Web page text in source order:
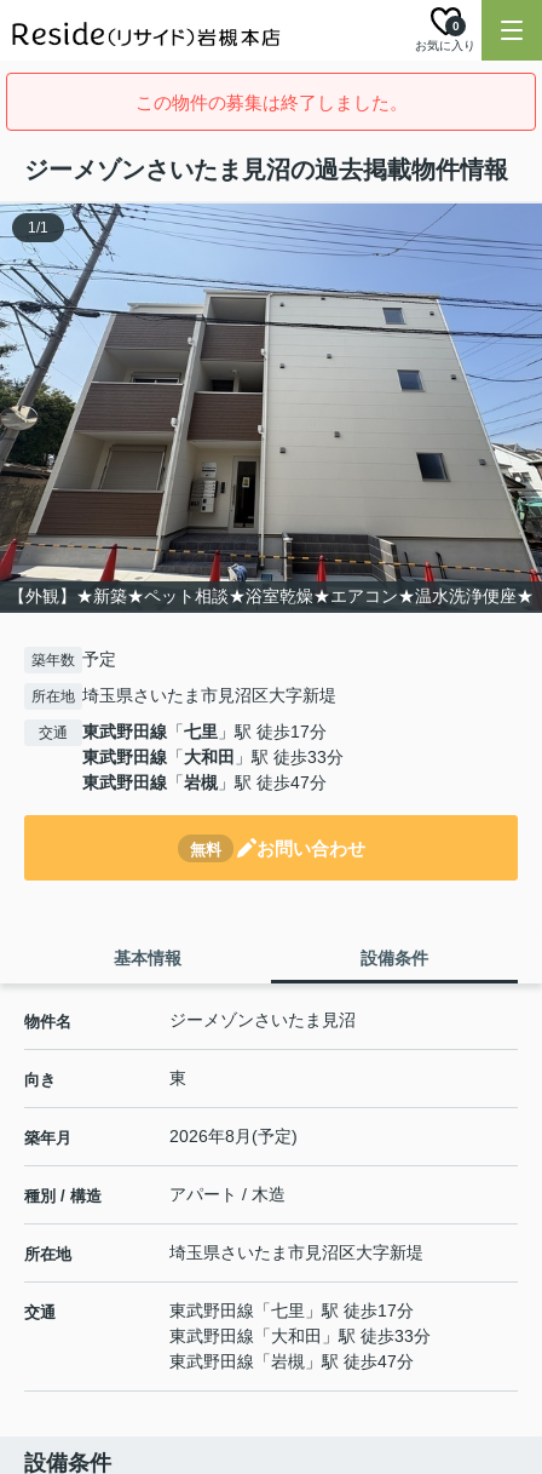
お気に入り
0
この物件の募集は終了しました。
ジーメゾンさいたま見沼の過去掲載物件情報
【外観】★新築★ペット相談★浴室乾燥★エアコン★温水洗浄便座★
1/1
築年数 予定
所在地 埼玉県さいたま市見沼区大字新堤
交通 東武野田線 「七里 」駅 徒歩17分
東武野田線 「大和田 」駅 徒歩33分
東武野田線 「岩槻 」駅 徒歩47分
無料 お問い合わせ
基本情報 設備条件
物件名 ジーメゾンさいたま見沼
向き 東
築年月 2026年8月(予定)
種別 / 構造 アパート / 木造
所在地 埼玉県さいたま市見沼区大字新堤
交通 東武野田線 「七里 」駅 徒歩17分
東武野田線 「大和田 」駅 徒歩33分
東武野田線 「岩槻 」駅 徒歩47分
設備条件